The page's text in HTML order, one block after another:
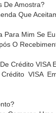
De Amostra?
Que
Para Mim Se
O
Crédito VISA
VISA